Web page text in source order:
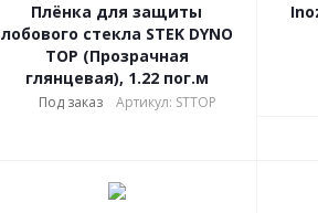
Плёнка для защиты
лобового стекла STEK DYNO
TOP (Прозрачная
глянцевая), 1.22 пог.м
Под заказ Артикул: STTOP